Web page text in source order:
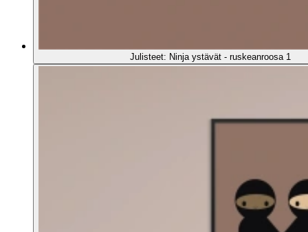
Julisteet: Ninja ystävät - ruskeanroosa 1